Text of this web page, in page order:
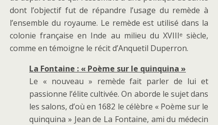
dont l’objectif fut de répandre l’usage du remède à
l’ensemble du royaume. Le remède est utilisé dans la
colonie française en Inde au milieu du XVIIIᵉ siècle,
comme en témoigne le récit d’Anquetil Duperron.
La Fontaine : « Poème sur le quinquina »
Le « nouveau » remède fait parler de lui et
passionne l’élite cultivée. On aborde le sujet dans
les salons, d’où en 1682 le célèbre « Poème sur le
quinquina » Jean de La Fontaine, ami du médecin